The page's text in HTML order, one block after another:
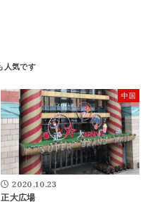
中国
2020.10.23
正大広場